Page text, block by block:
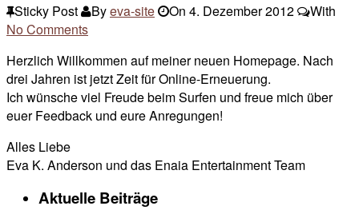
Sticky Post Byeva-site On 4. Dezember 2012
With
No Comments
Herzlich Willkommen auf meiner neuen Homepage. Nach
drei Jahren ist jetzt Zeit für Online-Erneuerung.
Ich wünsche viel Freude beim Surfen und freue mich über
euer Feedback und eure Anregungen!
Alles Liebe
Eva K. Anderson und das Enaia Entertainment Team
Aktuelle Beiträge